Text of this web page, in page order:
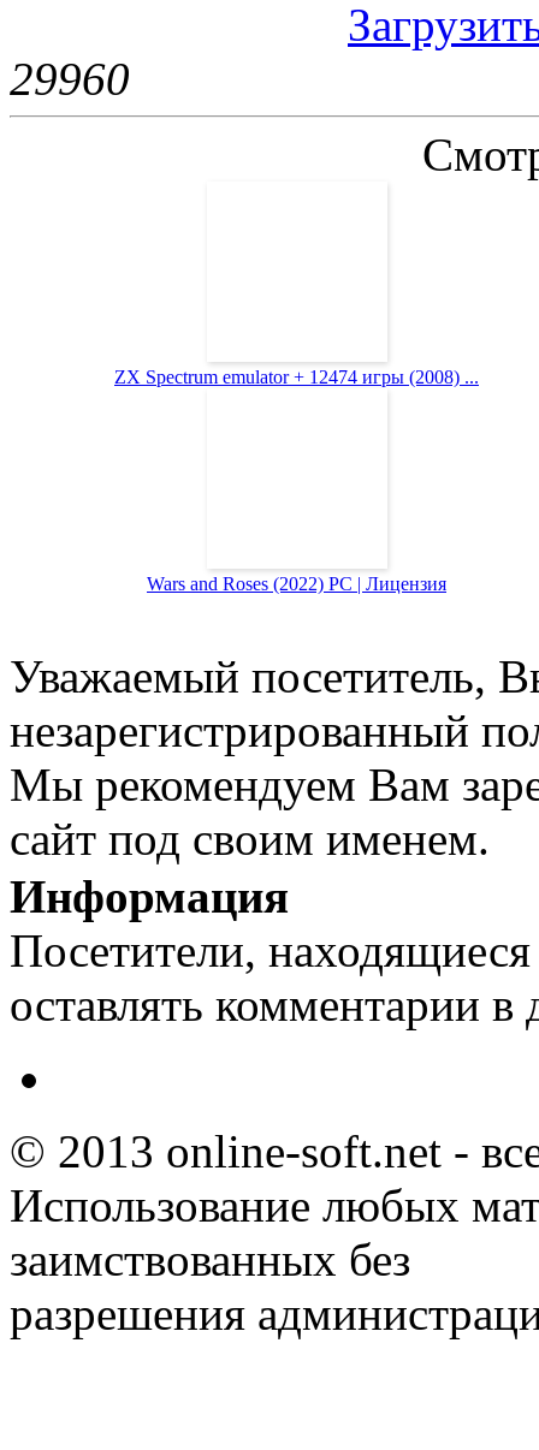
29960
ZX Spectrum emulator + 12474 игры (2008) ...
Wars and Roses (2022) PC | Лицензия
Уважаемый посетитель,
незарегистрированный
Мы рекомендуем Вам
сайт под своим именем.
Информация
Посетители,
оставлять комментарии в
© 2013 online-soft.net -
Использование любых
заимствованных без
разрешения